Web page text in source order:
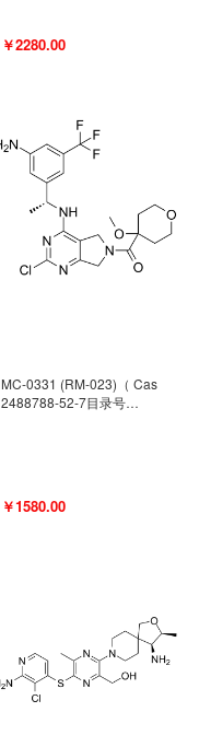
￥2280.00
MC-0331 (RM-023)（ Cas
2488788-52-7目录号
￥1580.00